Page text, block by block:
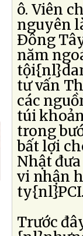
ô. Viên
nguyên
Ðông
năm
tư vấn
các
túi
trong
bất lợi
Nhật
vi nhận
Trước